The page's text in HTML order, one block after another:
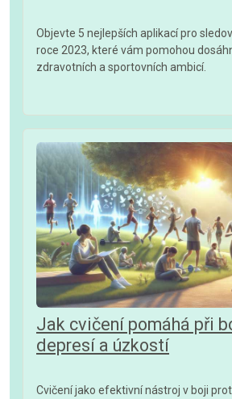
Objevte 5 nejlepších aplikací pro
roce 2023, které vám pomohou
zdravotních a sportovních ambicí.
Jak cvičení pomáhá při
depresí a úzkostí
Cvičení jako efektivní nástroj v boji